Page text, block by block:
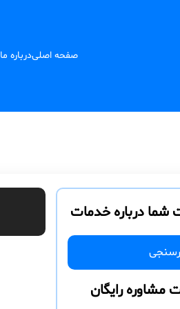
صفحه اصلیدرباره ما
شما درباره خدمات
رایگان